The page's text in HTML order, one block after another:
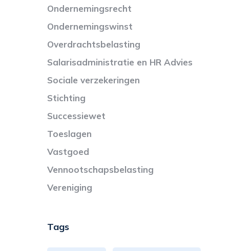
Ondernemingsrecht
Ondernemingswinst
Overdrachtsbelasting
Salarisadministratie en HR Advies
Sociale verzekeringen
Stichting
Successiewet
Toeslagen
Vastgoed
Vennootschapsbelasting
Vereniging
Tags